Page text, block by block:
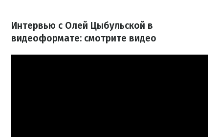
Интервью с Олей Цыбульской в
видеоформате: смотрите видео